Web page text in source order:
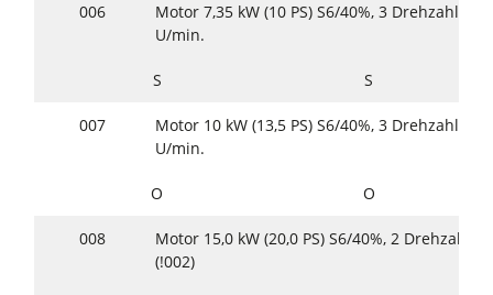
006
Motor 7,35 kW (10 PS) S6/40%, 3 Drehzahlen
U/min.
S S
007
Motor 10 kW (13,5 PS) S6/40%, 3 Drehzahlen
U/min.
O O
008
Motor 15,0 kW (20,0 PS) S6/40%, 2
(!002)